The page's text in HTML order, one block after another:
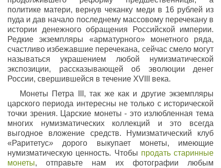
политике матери, вернув чеканку меди в 16 рублей из
пуда и дав начало последнему массовому перечекану в
истории денежного обращения Российской империи.
Редкие экземпляры «арматурного» монетного ряда,
счастливо избежавшие перечекана, сейчас смело могут
называться украшением любой нумизматической
экспозиции, рассказывающей об эволюции денег
России, свершившейся в течение XVIII века.
Монеты Петра III, так же как и другие экземпляры
царского периода интересны не только с исторической
точки зрения. Царские монеты - это излюбленная тема
многих нумизматических коллекций и это всегда
выгодное вложение средств. Нумизматический клуб
«Раритетус» дорого выкупает монеты, имеющие
нумизматическую ценность. Чтобы продать старинные
монеты, отправьте нам их фотографии любым